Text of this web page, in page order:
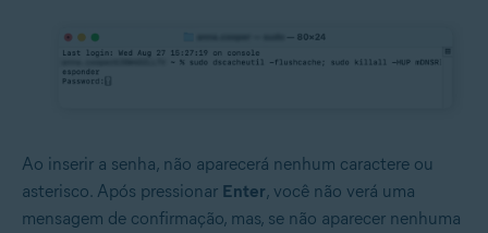
Ao inserir a senha, não aparecerá nenhum caractere ou
asterisco. Após pressionar Enter, você não verá uma
mensagem de confirmação, mas, se não aparecer nenhuma